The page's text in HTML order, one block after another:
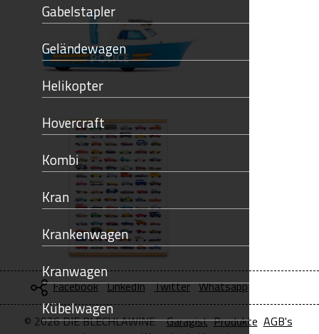
Gabelstapler
Geländewagen
Helikopter
Hovercraft
Kombi
Kran
Krankenwagen
Kranwagen
Kübelwagen
Facebook LinkedIn Twitter Whatsapp
© 2026 DIE BLECHLAWINEGaragist Produkte AGB's